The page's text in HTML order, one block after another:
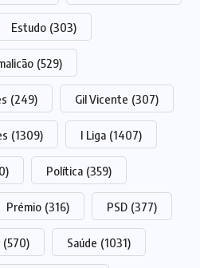
Estudo (303)
(529)
(249) Gil Vicente (307)
(1309) I Liga (1407)
Política (359)
Prémio (316) PSD (377)
(570) Saúde (1031)